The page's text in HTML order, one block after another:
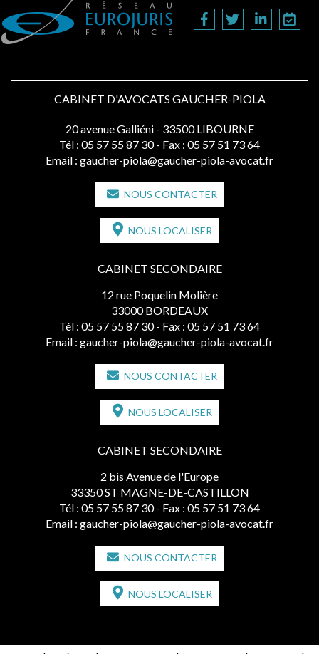
CABINET D'AVOCATS GAUCHER-PIOLA
20 avenue Galliéni - 33500 LIBOURNE
Tél : 05 57 55 87 30 - Fax : 05 57 51 73 64
Email : gaucher-piola@gaucher-piola-avocat.fr
NOUS CONTACTER
NOUS LOCALISER
CABINET SECONDAIRE
12 rue Poquelin Molière
33000 BORDEAUX
Tél : 05 57 55 87 30 - Fax : 05 57 51 73 64
Email : gaucher-piola@gaucher-piola-avocat.fr
NOUS CONTACTER
NOUS LOCALISER
CABINET SECONDAIRE
2 bis Avenue de l'Europe
33350 ST MAGNE-DE-CASTILLON
Tél : 05 57 55 87 30 - Fax : 05 57 51 73 64
Email : gaucher-piola@gaucher-piola-avocat.fr
NOUS CONTACTER
NOUS LOCALISER